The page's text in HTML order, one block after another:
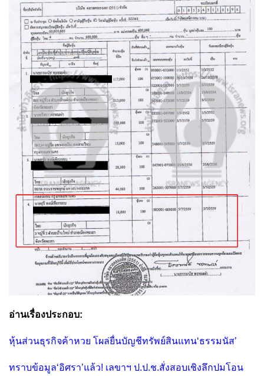
อ่านเรื่องประกอบ:
หุ้นส่วนธุรกิจค้าหวย โผล่ยื่นบัญชีทรัพย์สินแทน‘ธรรมนัส’
ทราบข้อมูล‘อิศรา’แล้ว! เลขาฯ ป.ป.ช.สั่งสอบเชิงลึกปมโอน